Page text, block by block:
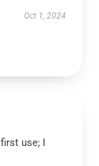
Oct 1, 2024
use; I